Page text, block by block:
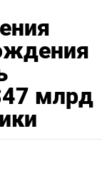
млрд